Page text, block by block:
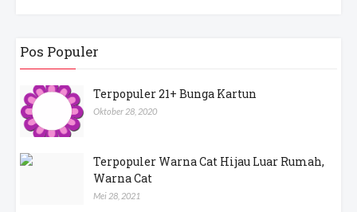
Pos Populer
Terpopuler 21+ Bunga Kartun
Oktober 28, 2020
Terpopuler Warna Cat Hijau Luar Rumah,
Warna Cat
Mei 28, 2021